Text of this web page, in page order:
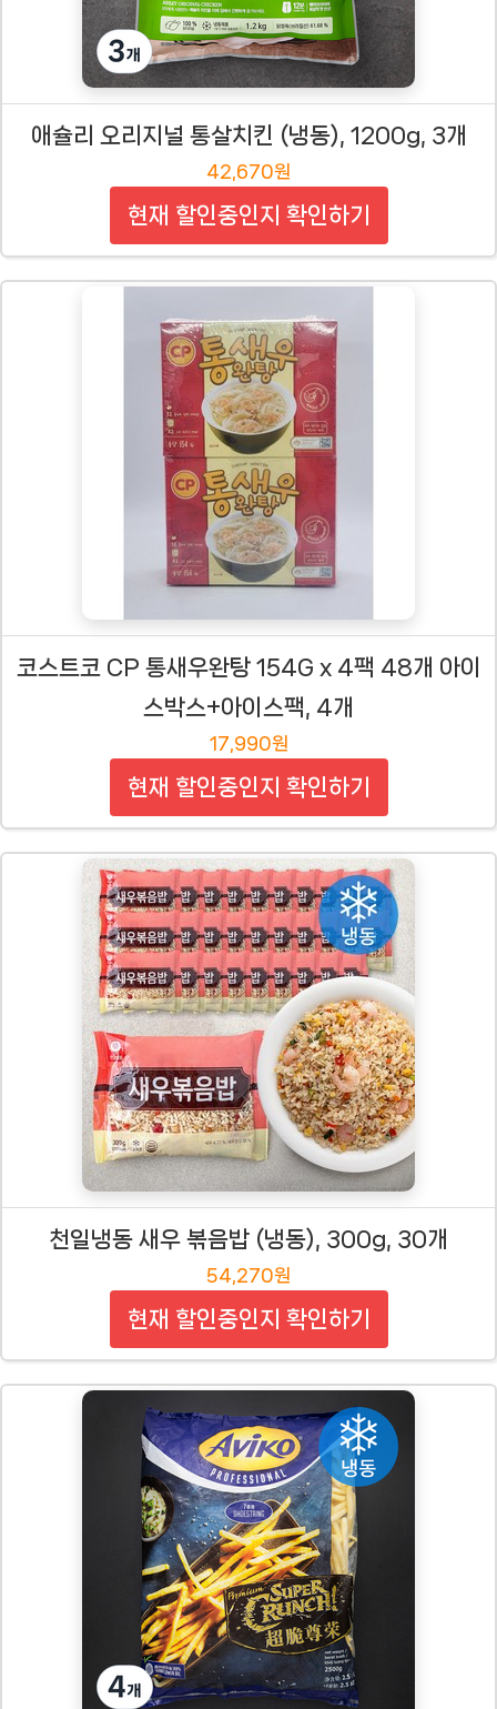
애슐리 오리지널 통살치킨 (냉동), 1200g, 3개
42,670원
현재 할인중인지 확인하기
코스트코 CP 통새우완탕 154G x 4팩 48개 아이
스박스+아이스팩, 4개
17,990원
현재 할인중인지 확인하기
천일냉동 새우 볶음밥 (냉동), 300g, 30개
54,270원
현재 할인중인지 확인하기